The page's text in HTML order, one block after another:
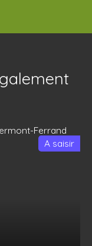
A saisir